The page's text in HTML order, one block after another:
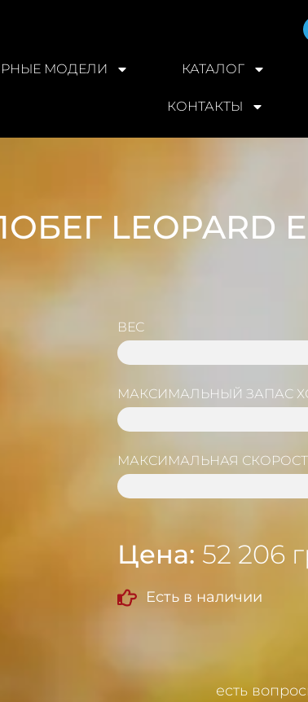
МОДЕЛИ КАТАЛОГ
КОНТАКТЫ
LEOPARD
ВЕС
МАКСИМАЛЬНЫЙ ЗАПАС
МАКСИМАЛЬНАЯ
Цена: 52 206
Есть в наличии
есть